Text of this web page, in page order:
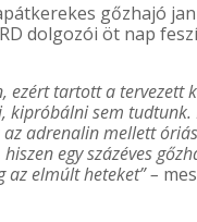
gőzhajó
dolgozói öt nap
tartott a tervezett
kipróbálni sem
adrenalin mellett
egy százéves
elmúlt heteket” –